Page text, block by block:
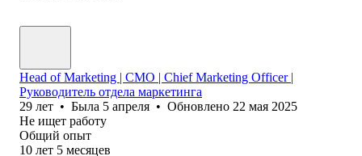
Head of Marketing | CMO | Chief Marketing Officer |
Руководитель отдела маркетинга
29 лет • Была 5 апреля • Обновлено 22 мая 2025
Не ищет работу
Общий опыт
10 лет 5 месяцев